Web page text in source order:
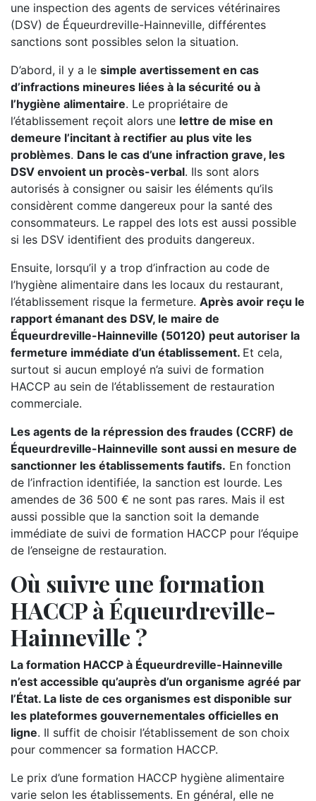
une inspection des agents de services vétérinaires
(DSV) de Équeurdreville-Hainneville, différentes
sanctions sont possibles selon la situation.
D’abord, il y a le simple avertissement en cas
d’infractions mineures liées à la sécurité ou à
l’hygiène alimentaire. Le propriétaire de
l’établissement reçoit alors une lettre de mise en
demeure l’incitant à rectifier au plus vite les
problèmes. Dans le cas d’une infraction grave, les
DSV envoient un procès-verbal. Ils sont alors
autorisés à consigner ou saisir les éléments qu’ils
considèrent comme dangereux pour la santé des
consommateurs. Le rappel des lots est aussi possible
si les DSV identifient des produits dangereux.
Ensuite, lorsqu’il y a trop d’infraction au code de
l’hygiène alimentaire dans les locaux du restaurant,
l’établissement risque la fermeture. Après avoir reçu le
rapport émanant des DSV, le maire de
Équeurdreville-Hainneville (50120) peut autoriser la
fermeture immédiate d’un établissement. Et cela,
surtout si aucun employé n’a suivi de formation
HACCP au sein de l’établissement de restauration
commerciale.
Les agents de la répression des fraudes (CCRF) de
Équeurdreville-Hainneville sont aussi en mesure de
sanctionner les établissements fautifs. En fonction
de l’infraction identifiée, la sanction est lourde. Les
amendes de 36 500 € ne sont pas rares. Mais il est
aussi possible que la sanction soit la demande
immédiate de suivi de formation HACCP pour l’équipe
de l’enseigne de restauration.
Où suivre une formation
HACCP à Équeurdreville-
Hainneville ?
La formation HACCP à Équeurdreville-Hainneville
n’est accessible qu’auprès d’un organisme agréé par
l’État. La liste de ces organismes est disponible sur
les plateformes gouvernementales officielles en
ligne. Il suffit de choisir l’établissement de son choix
pour commencer sa formation HACCP.
Le prix d’une formation HACCP hygiène alimentaire
varie selon les établissements. En général, elle ne